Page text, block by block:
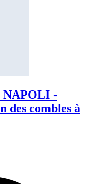
NAPOLI -
combles à